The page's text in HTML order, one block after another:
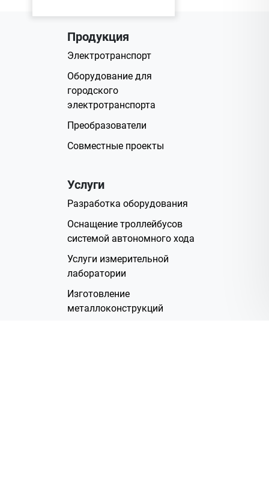
Продукция
Электротранспорт
Оборудование для
городского
электротранспорта
Преобразователи
Совместные проекты
Услуги
Разработка оборудования
Оснащение троллейбусов
системой автономного хода
Услуги измерительной
лаборатории
Изготовление
металлоконструкций